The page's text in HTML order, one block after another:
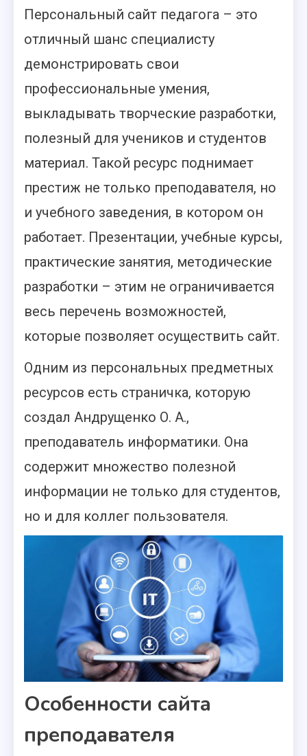
1 MIN READ
Персональный сайт педагога – это
отличный шанс специалисту
демонстрировать свои
профессиональные умения,
выкладывать творческие разработки,
полезный для учеников и студентов
материал. Такой ресурс поднимает
престиж не только преподавателя, но
и учебного заведения, в котором он
работает. Презентации, учебные курсы,
практические занятия, методические
разработки – этим не ограничивается
весь перечень возможностей,
которые позволяет осуществить сайт.
Одним из персональных предметных
ресурсов есть страничка, которую
создал Андрущенко О. А.,
преподаватель информатики. Она
содержит множество полезной
информации не только для студентов,
но и для коллег пользователя.
Особенности сайта
преподавателя